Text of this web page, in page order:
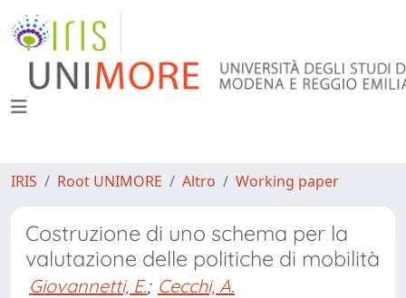
IRIS Root UNIMORE Altro Working paper
Costruzione di uno schema per la
valutazione delle politiche di mobilità
Giovannetti, E.; Cecchi, A.